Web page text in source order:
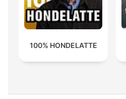
100% HONDELATTE